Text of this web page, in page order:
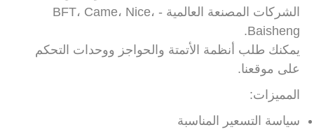
الشركات المصنعة العالمية - BFT، Came، Nice،
Baisheng.
يمكنك طلب أنظمة الأتمتة والحواجز ووحدات التحكم
على موقعنا.
المميزات:
سياسة التسعير المناسبة